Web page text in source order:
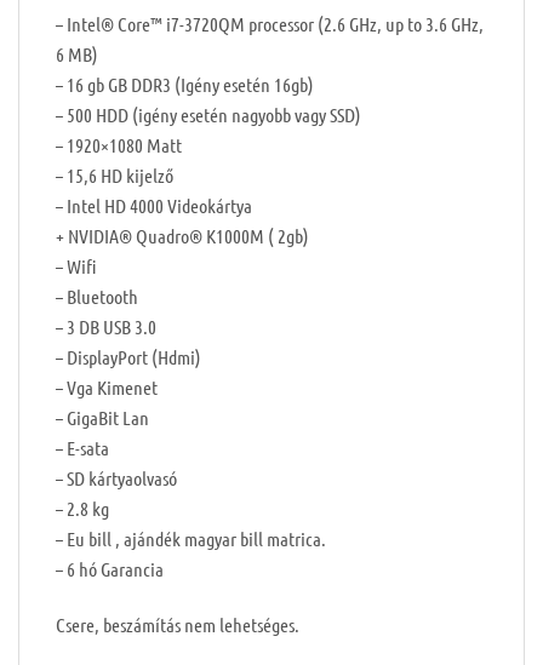
– Intel® Core™ i7-3720QM processor (2.6 GHz, up to 3.6 GHz,
6 MB)
– 16 gb GB DDR3 (Igény esetén 16gb)
– 500 HDD (igény esetén nagyobb vagy SSD)
– 1920×1080 Matt
– 15,6 HD kijelző
– Intel HD 4000 Videokártya
+ NVIDIA® Quadro® K1000M ( 2gb)
– Wifi
– Bluetooth
– 3 DB USB 3.0
– DisplayPort (Hdmi)
– Vga Kimenet
– GigaBit Lan
– E-sata
– SD kártyaolvasó
– 2.8 kg
– Eu bill , ajándék magyar bill matrica.
– 6 hó Garancia
Csere, beszámítás nem lehetséges.